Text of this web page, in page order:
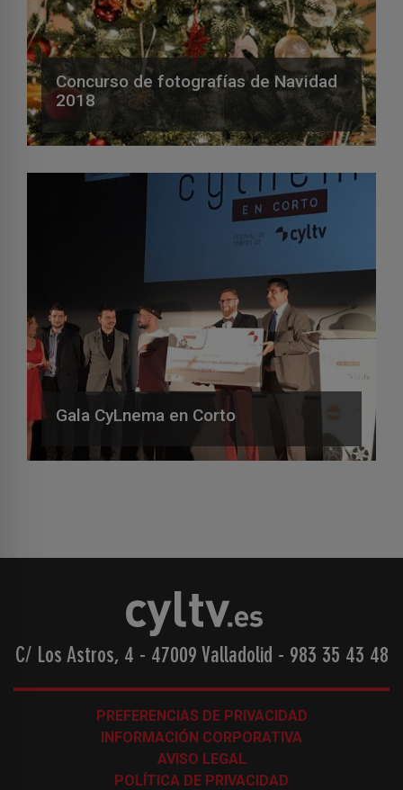
Concurso de fotografías de Navidad
2018
Gala CyLnema en Corto
C/ Los Astros, 4 - 47009 Valladolid - 983 35 43 48
PREFERENCIAS DE PRIVACIDAD
INFORMACIÓN CORPORATIVA
AVISO LEGAL
POLÍTICA DE PRIVACIDAD